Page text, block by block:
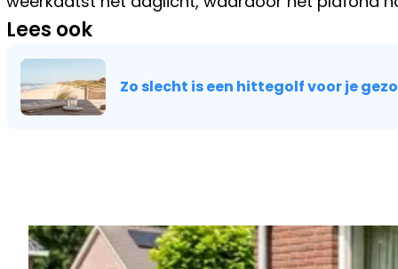
Lees ook
Zo slecht is een hittegolf voor je
PLOTS DUBBEL ZO GROOT